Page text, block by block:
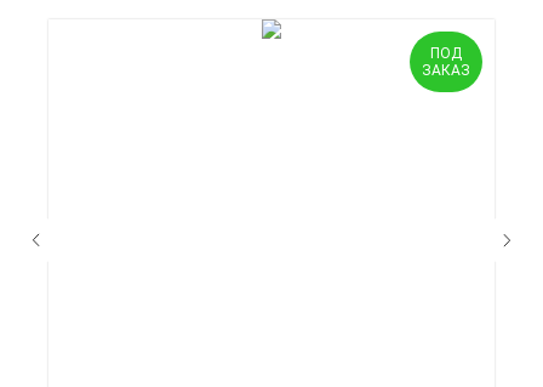
ПОД
ЗАКАЗ